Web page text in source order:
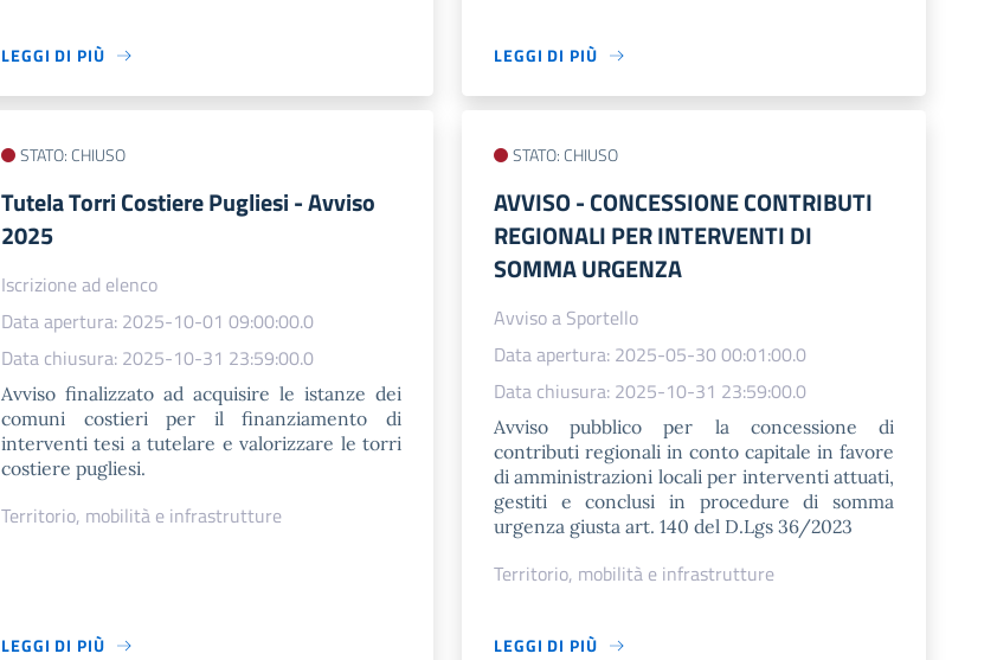
LEGGI DI PIÙ LEGGI DI PIÙ
STATO: CHIUSO
Tutela Torri Costiere Pugliesi - Avviso
2025
Iscrizione ad elenco
Data apertura: 2025-10-01 09:00:00.0
Data chiusura: 2025-10-31 23:59:00.0
Avviso finalizzato ad acquisire le istanze dei
comuni costieri per il finanziamento di
interventi tesi a tutelare e valorizzare le torri
costiere pugliesi.
Territorio, mobilità e infrastrutture
LEGGI DI PIÙ
STATO: CHIUSO
AVVISO​ - CONCESSIONE CONTRIBUTI
REGIONALI PER INTERVENTI DI
SOMMA URGENZA
Avviso a Sportello
Data apertura: 2025-05-30 00:01:00.0
Data chiusura: 2025-10-31 23:59:00.0
Avviso pubblico per la concessione di
contributi regionali in conto capitale in favore
di amministrazioni locali per interventi attuati,
gestiti e conclusi in procedure di somma
urgenza giusta art. 140 del D.Lgs 36/2023
Territorio, mobilità e infrastrutture
LEGGI DI PIÙ